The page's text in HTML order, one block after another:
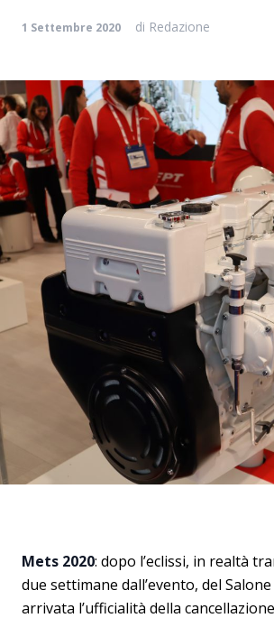
1 Settembre 2020 di Redazione
Mets 2020: dopo l’eclissi, in realtà
due settimane dall’evento, del
arrivata l’ufficialità della